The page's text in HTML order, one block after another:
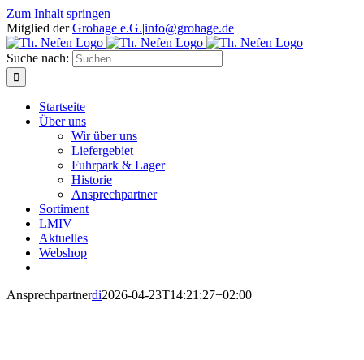
Zum Inhalt springen
Mitglied derGrohage e.G.|info@grohage.de
Suche nach:
Startseite
Über uns
Wir über uns
Liefergebiet
Fuhrpark & Lager
Historie
Ansprechpartner
Sortiment
LMIV
Aktuelles
Webshop
Ansprechpartnerdi2026-04-23T14:21:27+02:00